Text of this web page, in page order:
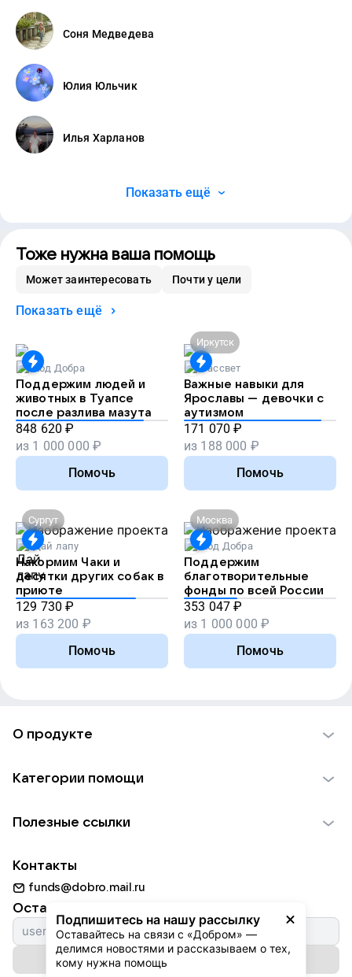
Соня Медведева
Юлия Юльчик
Илья Харланов
Показать ещё
Тоже нужна ваша помощь
Может заинтересовать Почти у цели
Показать ещё
Код Добра
Поддержим людей и
животных в Туапсе
после разлива мазута
848 620 ₽
из 1 000 000 ₽
Помочь
Иркутск
Рассвет
Важные навыки для
Ярославы — девочки с
аутизмом
171 070 ₽
из 188 000 ₽
Помочь
Сургут
Дай лапу
Накормим Чаки и
десятки других собак в
приюте
129 730 ₽
из 163 200 ₽
Помочь
Москва
Код Добра
Поддержим
благотворительные
фонды по всей России
353 047 ₽
из 1 000 000 ₽
Помочь
Подпишитесь на нашу рассылку
Оставайтесь на связи с «Добром» —
делимся новостями и рассказываем о тех,
кому нужна помощь
О продукте
Использование материалов
Для НКО
Партнерам
Категории помощи
Пожилым
Животным
Природе
Культуре
Фондам
Полезные ссылки
Добрый день
Истории
Автоплатежи
Контакты
funds@dobro.mail.ru
Оставайтесь с нами
Подписаться на рассылку